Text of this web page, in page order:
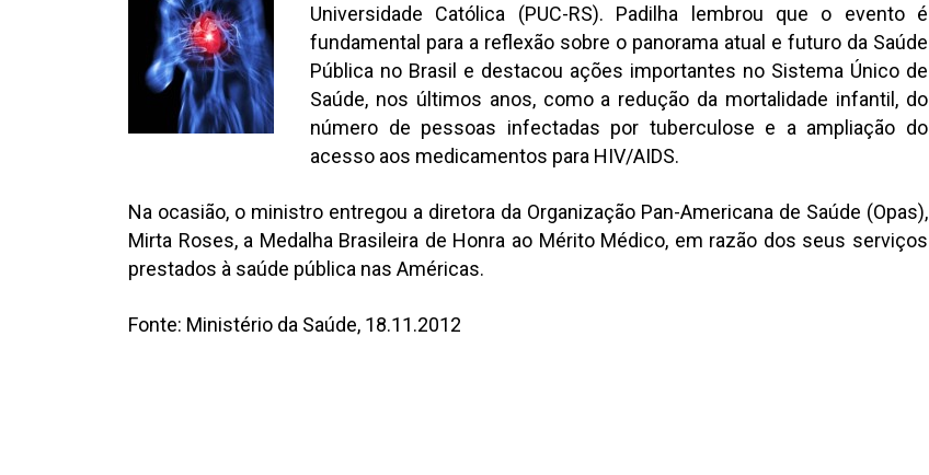
Universidade Católica (PUC-RS). Padilha lembrou que o evento é
fundamental para a reflexão sobre o panorama atual e futuro da Saúde
Pública no Brasil e destacou ações importantes no Sistema Único de
Saúde, nos últimos anos, como a redução da mortalidade infantil, do
número de pessoas infectadas por tuberculose e a ampliação do
acesso aos medicamentos para HIV/AIDS.
Na ocasião, o ministro entregou a diretora da Organização Pan-Americana de Saúde (Opas),
Mirta Roses, a Medalha Brasileira de Honra ao Mérito Médico, em razão dos seus serviços
prestados à saúde pública nas Américas.
Fonte: Ministério da Saúde, 18.11.2012